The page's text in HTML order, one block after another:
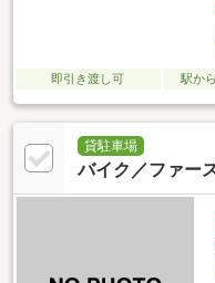
即引き渡し可 駅か
貸駐車場
バイク／ファー